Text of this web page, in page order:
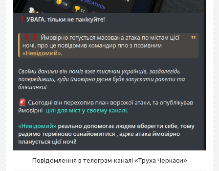
Повідомлення в телеграм‐каналі «Труха Черкаси»